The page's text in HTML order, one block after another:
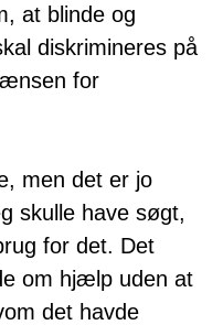
at blinde og
diskrimineres på
for
men det er jo
skulle have søgt,
for det. Det
om hjælp uden at
det havde